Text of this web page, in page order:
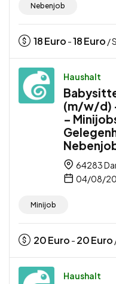
Nebenjob
18Euro -18Euro /
Haushalt
(m/w/d)
–
64283
04/08/
Minijob
20Euro - 20Euro
Haushalt